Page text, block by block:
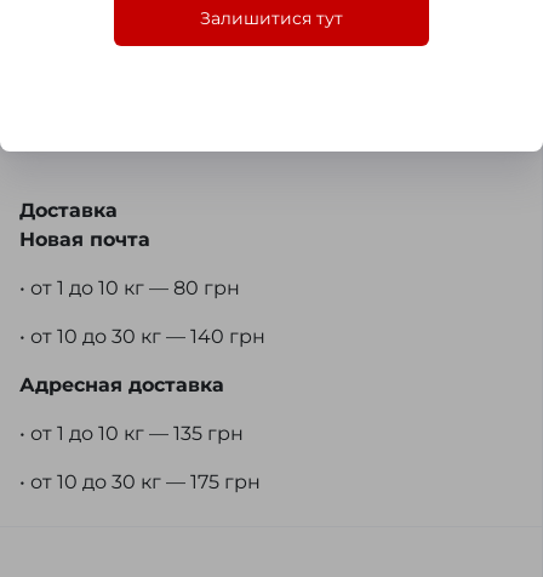
изделие уже сегодня и оплачивать его
стоимость постепенно. Подробности
Доставка
Новая почта
• от 1 до 10 кг — 80 грн
• от 10 до 30 кг — 140 грн
Адресная доставка
• от 1 до 10 кг — 135 грн
• от 10 до 30 кг — 175 грн
Залишитися тут